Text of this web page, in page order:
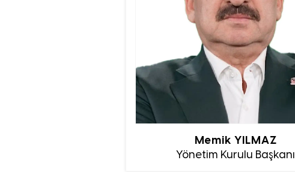
Memik YILMAZ
Yönetim Kurulu Başkanı